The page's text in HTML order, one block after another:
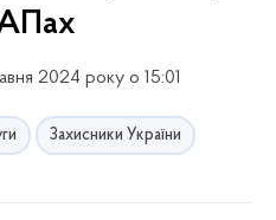
2024 року о 15:01
Захисники України